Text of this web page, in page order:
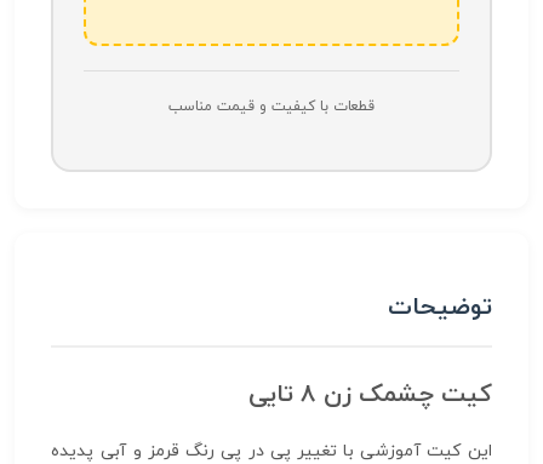
قطعات با کیفیت و قیمت مناسب
توضیحات
کیت چشمک زن ۸ تایی
این کیت آموزشی با تغییر پی در پی رنگ قرمز و آبی پدیده